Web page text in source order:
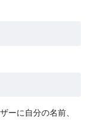
ーに自分の名前、